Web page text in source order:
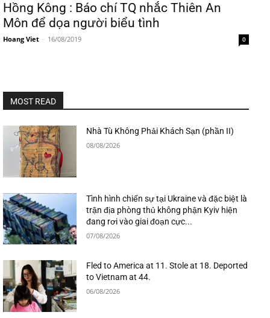
Hồng Kông : Báo chí TQ nhắc Thiên An
Môn để dọa người biểu tình
Hoang Viet - 16/08/2019 0
MOST READ
Nhà Tù Không Phải Khách Sạn (phần II)
08/08/2026
Tình hình chiến sự tại Ukraine và đặc biệt là
trận địa phòng thủ không phận Kyiv hiện
đang rơi vào giai đoạn cực...
07/08/2026
Fled to America at 11. Stole at 18. Deported
to Vietnam at 44.
06/08/2026